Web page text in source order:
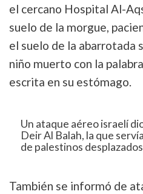
el cercano Hospital Al-
suelo de la morgue,
el suelo de la abarrotada
niño muerto con la
escrita en su estómago.
Tweet
URL
Un ataque aéreo israelí
Deir Al Balah, la que
de palestinos
También se informó de